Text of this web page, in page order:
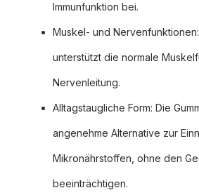
Immunfunktion bei.
Muskel- und
unterstützt die normale
Nervenleitung.
Alltagstaugliche Form: Die
angenehme Alternative zur
Mikronährstoffen, ohne den
beeinträchtigen.